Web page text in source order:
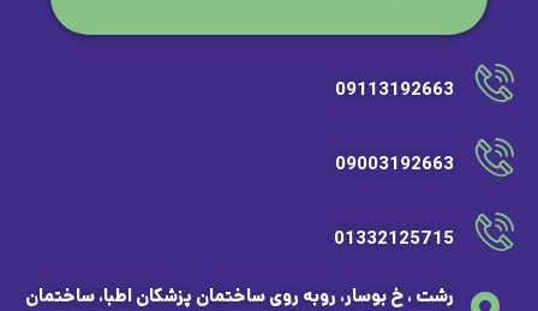
09113192663
09003192663
01332125715
رشت ، خ بوسار، روبه روی ساختمان پزشکان اطبا، ساختمان